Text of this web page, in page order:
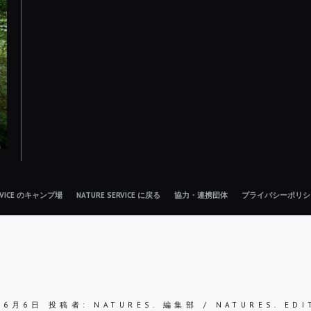
のキャンプ場 NATURE SERVICE に戻る 協力・連携団体 プライバシーポリ
月6日 投稿者: NATURES. 編集部 / NATURES.